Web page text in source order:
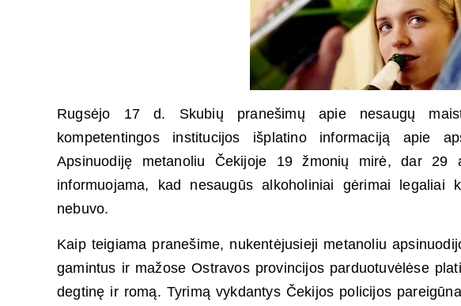
Rugsėjo 17 d. Skubių pranešimų apie nesaugų
kompetentingos institucijos išplatino informaciją apie
Apsinuodiję metanoliu Čekijoje 19 žmonių mirė, dar 29
informuojama, kad nesaugūs alkoholiniai gėrimai
nebuvo.
Kaip teigiama pranešime, nukentėjusieji metanoliu
gamintus ir mažose Ostravos provincijos parduotuvėlėse
degtinę ir romą. Tyrimą vykdantys Čekijos policijos